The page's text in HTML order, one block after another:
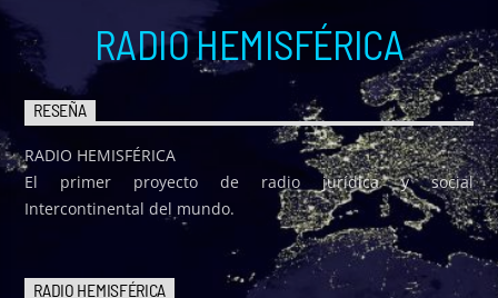
RADIO HEMISFÉRICA
RESEÑA
RADIO HEMISFÉRICA
El primer proyecto de radio jurídica y social
Intercontinental del mundo.
RADIO HEMISFÉRICA